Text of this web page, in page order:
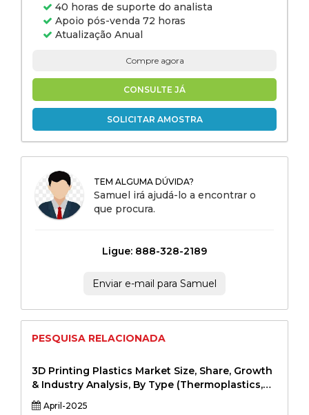
40 horas de suporte do analista
Apoio pós-venda 72 horas
Atualização Anual
Compre agora
CONSULTE JÁ
SOLICITAR AMOSTRA
TEM ALGUMA DÚVIDA?
Samuel irá ajudá-lo a encontrar o
que procura.
Ligue: 888-328-2189
Enviar e-mail para Samuel
PESQUISA RELACIONADA
3D Printing Plastics Market Size, Share, Growth
& Industry Analysis, By Type (Thermoplastics,
Photopolymers, Metal-based Plastics, Others),
By Application (Prototyping, End-Use Parts
April-2025